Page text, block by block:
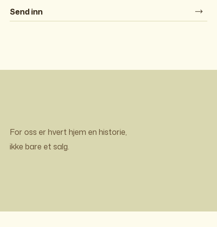
Send inn
For oss er hvert hjem en historie,
ikke bare et salg.